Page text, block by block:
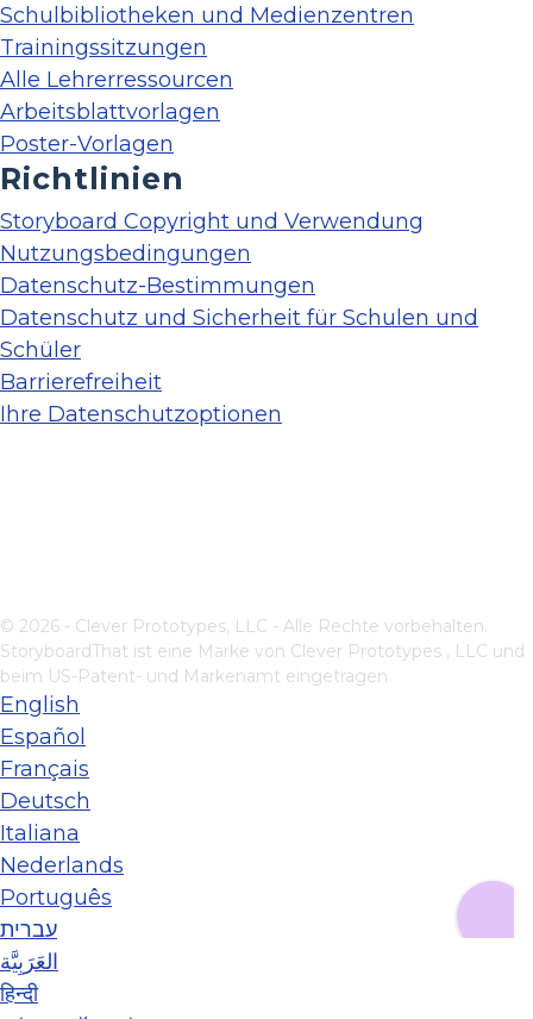
Schulbibliotheken und Medienzentren
Trainingssitzungen
Alle Lehrerressourcen
Arbeitsblattvorlagen
Poster-Vorlagen
Richtlinien
Storyboard Copyright und Verwendung
Nutzungsbedingungen
Datenschutz-Bestimmungen
Datenschutz und Sicherheit für Schulen und
Schüler
Barrierefreiheit
Ihre Datenschutzoptionen
© 2026 - Clever Prototypes, LLC - Alle Rechte vorbehalten.
StoryboardThat ist eine Marke von Clever Prototypes , LLC und
beim US-Patent- und Markenamt eingetragen
English
Español
Français
Deutsch
Italiana
Nederlands
Português
עברית
العَرَبِيَّة
हिन्दी